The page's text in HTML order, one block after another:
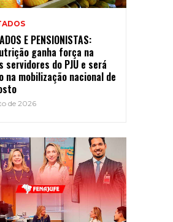
E PENSIONISTAS:
ganha força na
servidores do PJU e será
na mobilização nacional de
de 2026